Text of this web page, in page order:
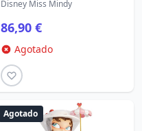
Disney Miss Mindy
86,90 €
Agotado
Agotado